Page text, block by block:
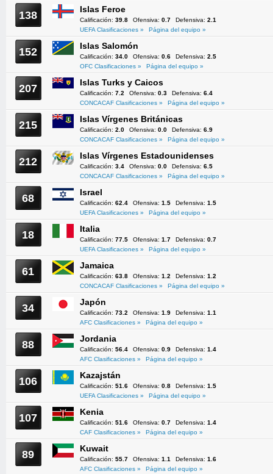
138 Islas Feroe
Calificación: 39.8 Ofensiva: 0.7 Defensiva: 2.1
UEFA Clasificaciones »
Página del equipo »
152 Islas Salomón
Calificación: 34.0 Ofensiva: 0.6 Defensiva: 2.5
OFC Clasificaciones »
Página del equipo »
207 Islas Turks y Caicos
Calificación: 7.2 Ofensiva: 0.3 Defensiva: 6.4
CONCACAF Clasificaciones »
Página del equipo »
215 Islas Vírgenes Británicas
Calificación: 2.0 Ofensiva: 0.0 Defensiva: 6.9
CONCACAF Clasificaciones »
Página del equipo »
212 Islas Vírgenes Estadounidenses
Calificación: 3.4 Ofensiva: 0.0 Defensiva: 6.5
CONCACAF Clasificaciones »
Página del equipo »
68 Israel
Calificación: 62.4 Ofensiva: 1.5 Defensiva: 1.5
UEFA Clasificaciones »
Página del equipo »
18 Italia
Calificación: 77.5 Ofensiva: 1.7 Defensiva: 0.7
UEFA Clasificaciones »
Página del equipo »
61 Jamaica
Calificación: 63.8 Ofensiva: 1.2 Defensiva: 1.2
CONCACAF Clasificaciones »
Página del equipo »
34 Japón
Calificación: 73.2 Ofensiva: 1.9 Defensiva: 1.1
AFC Clasificaciones »
Página del equipo »
88 Jordania
Calificación: 56.4 Ofensiva: 0.9 Defensiva: 1.4
AFC Clasificaciones »
Página del equipo »
106 Kazajstán
Calificación: 51.6 Ofensiva: 0.8 Defensiva: 1.5
UEFA Clasificaciones »
Página del equipo »
107 Kenia
Calificación: 51.6 Ofensiva: 0.7 Defensiva: 1.4
CAF Clasificaciones »
Página del equipo »
89 Kuwait
Calificación: 55.7 Ofensiva: 1.1 Defensiva: 1.6
AFC Clasificaciones »
Página del equipo »